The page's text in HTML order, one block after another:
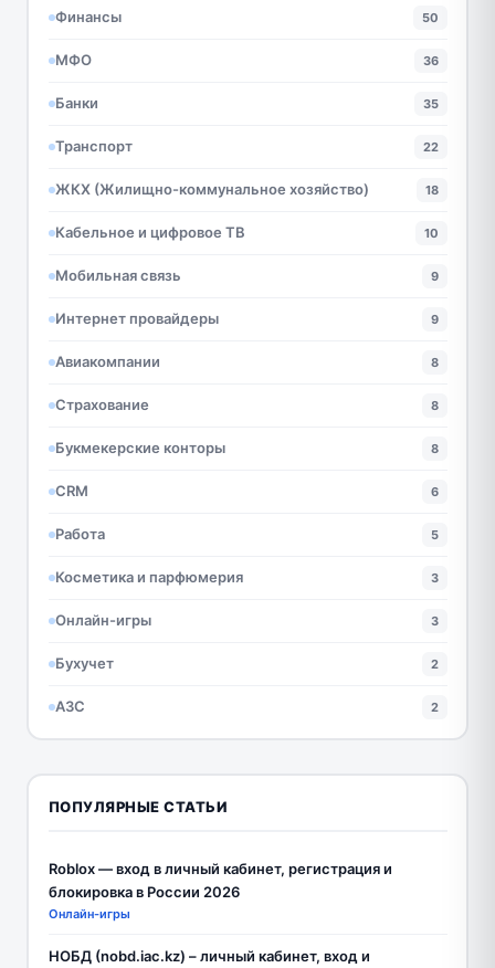
Финансы 50
МФО 36
Банки 35
Транспорт 22
ЖКХ (Жилищно-коммунальное хозяйство) 18
Кабельное и цифровое ТВ 10
Мобильная связь 9
Интернет провайдеры 9
Авиакомпании 8
Страхование 8
Букмекерские конторы 8
CRM 6
Работа 5
Косметика и парфюмерия 3
Онлайн-игры 3
Бухучет 2
АЗС 2
ПОПУЛЯРНЫЕ СТАТЬИ
Roblox — вход в личный кабинет, регистрация и
блокировка в России 2026
Онлайн-игры
НОБД (nobd.iac.kz) – личный кабинет, вход и